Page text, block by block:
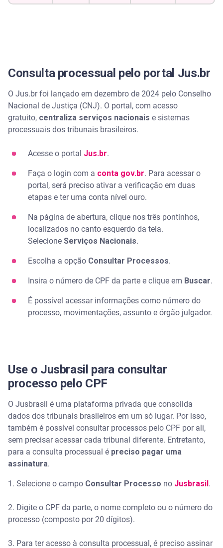
Consulta processual pelo portal Jus.br
O Jus.br foi lançado em dezembro de 2024 pelo Conselho
Nacional de Justiça (CNJ). O portal, com acesso
gratuito, centraliza serviços nacionais e sistemas
processuais dos tribunais brasileiros.
Acesse o portal Jus.br.
Faça o login com a conta gov.br. Para acessar o
portal, será preciso ativar a verificação em duas
etapas e ter uma conta nível ouro.
Na página de abertura, clique nos três pontinhos,
localizados no canto esquerdo da tela.
Selecione Serviços Nacionais.
Escolha a opção Consultar Processos.
Insira o número de CPF da parte e clique em Buscar.
É possível acessar informações como número do
processo, movimentações, assunto e órgão julgador.
Use o Jusbrasil para consultar
processo pelo CPF
O Jusbrasil é uma plataforma privada que consolida
dados dos tribunais brasileiros em um só lugar. Por isso,
também é possível consultar processos pelo CPF por ali,
sem precisar acessar cada tribunal diferente. Entretanto,
para a consulta processual é preciso pagar uma
assinatura.
1. Selecione o campo Consultar Processo no Jusbrasil .
2. Digite o CPF da parte, o nome completo ou o número do
processo (composto por 20 dígitos).
3. Para ter acesso à consulta processual, é preciso assinar